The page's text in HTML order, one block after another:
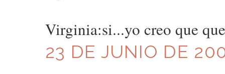
Virginia:si...yo creo que
23 DE JUNIO DE